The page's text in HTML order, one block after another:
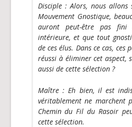
Disciple: Alors, nous allons
Mouvement Gnostique,
auront peut-être pas fini
intérieure, et que tout
de ces élus. Dans ce cas, ces
réussi à éliminer cet aspect,
aussi de cette sélection ?
Maître : Eh bien, il est
véritablement ne marchent
Chemin du Fil du Rasoir
cette sélection.